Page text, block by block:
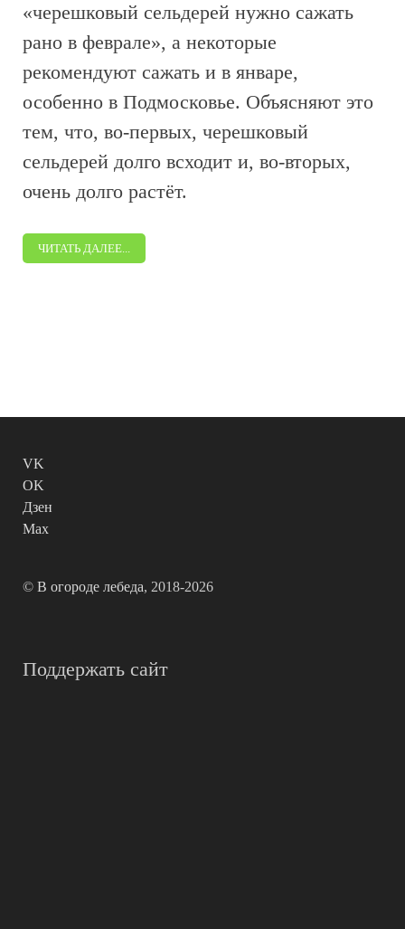
«черешковый сельдерей нужно сажать
рано в феврале», а некоторые
рекомендуют сажать и в январе,
особенно в Подмосковье. Объясняют это
тем, что, во-первых, черешковый
сельдерей долго всходит и, во-вторых,
очень долго растёт.
ЧИТАТЬ ДАЛЕЕ...
VK
OK
Дзен
Max
© В огороде лебеда, 2018-2026
Поддержать сайт